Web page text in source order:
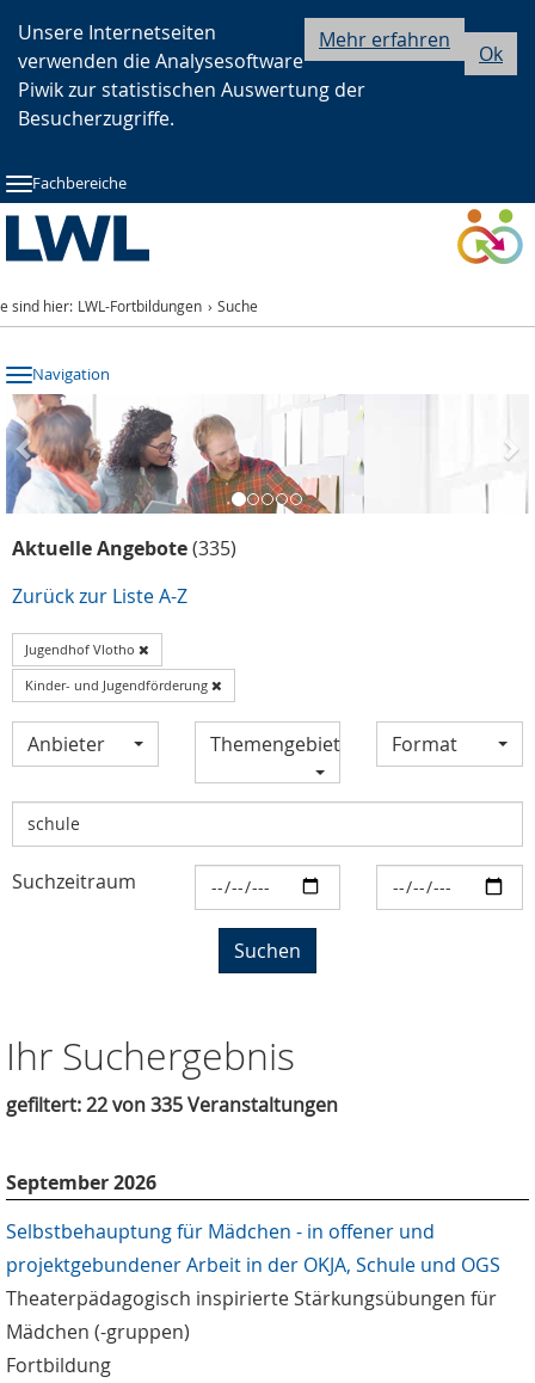
Hauptnavigation
Seitennavigation
Inhalt
Ok
Mehr erfahren
Unsere Internetseiten
verwenden die Analysesoftware
Piwik zur statistischen Auswertung der
Besucherzugriffe.
Fachbereiche
sind hier: LWL-Fortbildungen Suche
Navigation
Previous
Aktuelle Angebote(335)
Zurück zur Liste A-Z
Jugendhof Vlotho
Kinder- und Jugendförderung
Anbieter Themengebiet Format
Suchzeitraum
Ihr Suchergebnis
gefiltert: 22 von 335 Veranstaltungen
September 2026
Selbstbehauptung für Mädchen - in offener und
projektgebundener Arbeit in der OKJA, Schule und OGS
Theaterpädagogisch inspirierte Stärkungsübungen für
Mädchen (-gruppen)
Fortbildung